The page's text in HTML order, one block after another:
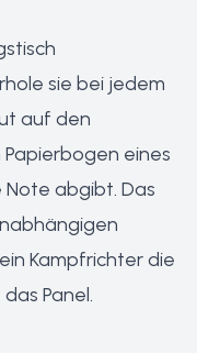
sie bei jedem
auf den
eines
abgibt. Das
Kampfrichter die
Panel.